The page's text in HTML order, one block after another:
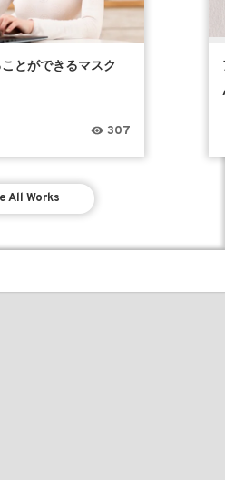
とができるマスク
307
All Works